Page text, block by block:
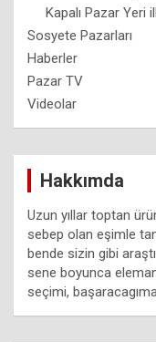
Kapalı Pazar Yeri
Sosyete Pazarları
Haberler
Pazar TV
Videolar
Hakkımda
Uzun yıllar toptan
sebep olan eşimle
bende sizin gibi
sene boyunca
seçimi,